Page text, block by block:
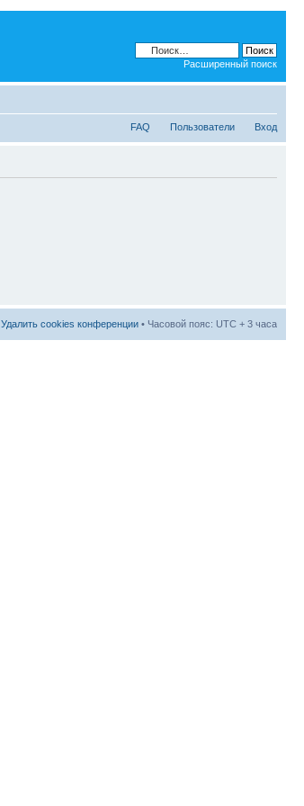
Расширенный поиск
FAQ Пользователи Вход
Удалить cookies конференции • Часовой пояс: UTC + 3 часа